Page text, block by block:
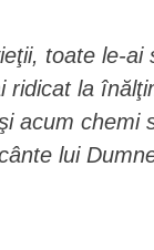
toate le-
la
acum chemi
lui